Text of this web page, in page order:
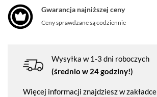
Gwarancja najniższej ceny
Ceny sprawdzane są codziennie
Wysyłka w 1-3 dni roboczych
(średnio w 24 godziny!)
Więcej informacji znajdziesz w zakładce